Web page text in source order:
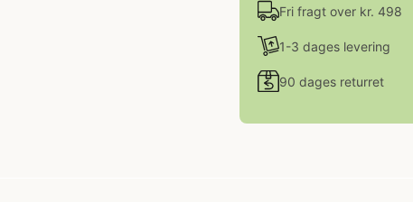
Fri fragt over kr. 498
1-3 dages levering
90 dages returret